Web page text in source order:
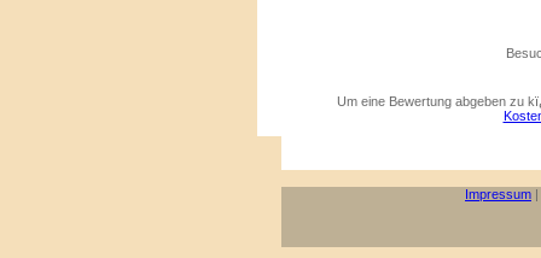
Um eine Bewertung abgeben zu
Impressum |